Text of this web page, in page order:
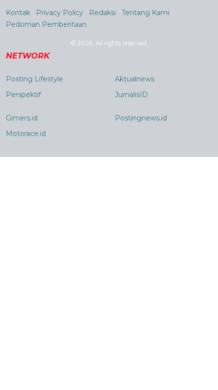
Kontak Privacy Policy Redaksi
Tentang Kami
Pedoman Pemberitaan
© 2026. All rights reserved.
NETWORK
Posting Lifestyle
Perspektif
Aktualnews
JurnalisID
Gimers.id
Motorace.id
Postingnews.id